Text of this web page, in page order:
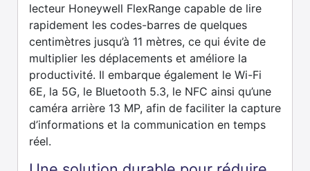
lecteur Honeywell FlexRange capable de lire
rapidement les codes-barres de quelques
centimètres jusqu’à 11 mètres, ce qui évite de
multiplier les déplacements et améliore la
productivité. Il embarque également le Wi-Fi
6E, la 5G, le Bluetooth 5.3, le NFC ainsi qu’une
caméra arrière 13 MP, afin de faciliter la capture
d’informations et la communication en temps
réel.